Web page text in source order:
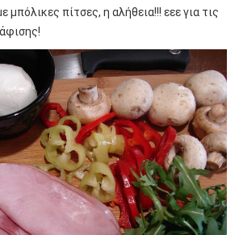
μπόλικες πίτσες, η αλήθεια!!! εεε για τις